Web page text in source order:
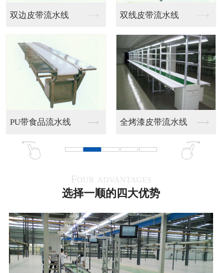
烘干线/隧道炉设备七
Four advantages
选择一顺的四大优势